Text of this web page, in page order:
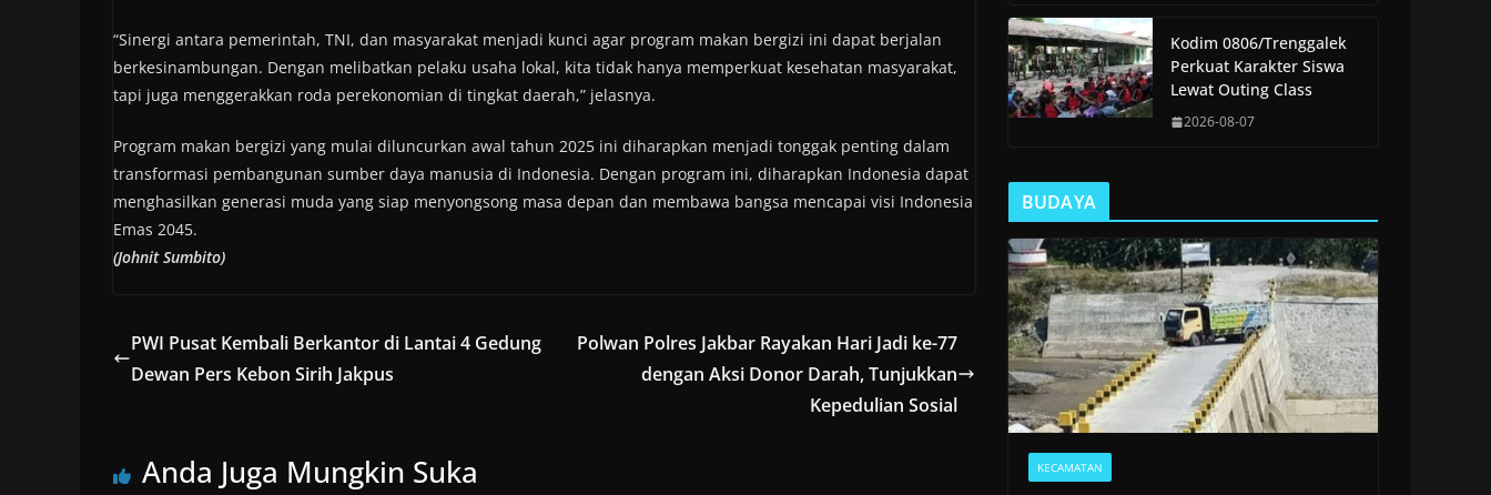
“Sinergi antara pemerintah, TNI, dan masyarakat menjadi kunci agar program makan bergizi ini dapat berjalan
berkesinambungan. Dengan melibatkan pelaku usaha lokal, kita tidak hanya memperkuat kesehatan masyarakat,
tapi juga menggerakkan roda perekonomian di tingkat daerah,” jelasnya.
Program makan bergizi yang mulai diluncurkan awal tahun 2025 ini diharapkan menjadi tonggak penting dalam
transformasi pembangunan sumber daya manusia di Indonesia. Dengan program ini, diharapkan Indonesia dapat
menghasilkan generasi muda yang siap menyongsong masa depan dan membawa bangsa mencapai visi Indonesia
Emas 2045.
(Johnit Sumbito)
PWI Pusat Kembali Berkantor di Lantai 4 Gedung
Dewan Pers Kebon Sirih Jakpus
Polwan Polres Jakbar Rayakan Hari Jadi ke-77
dengan Aksi Donor Darah, Tunjukkan
Kepedulian Sosial
Anda Juga Mungkin Suka
Kodim 0806/Trenggalek
Perkuat Karakter Siswa
Lewat Outing Class
2026-08-07
BUDAYA
KECAMATAN